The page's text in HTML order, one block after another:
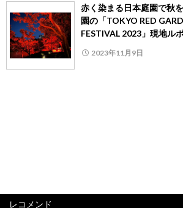
赤く染まる日本庭園で秋
園の「TOKYO RED
FESTIVAL 2023」現地ル
2023年11月9日
レコメンド